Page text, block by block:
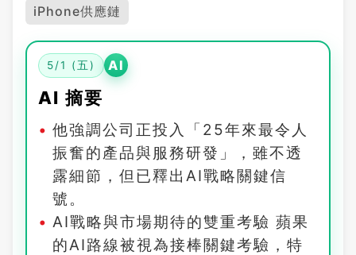
iPhone供應鏈
5/1 (五) AI
AI 摘要
他強調公司正投入「25年來最令人
振奮的產品與服務研發」，雖不透
露細節，但已釋出AI戰略關鍵信
號。
AI戰略與市場期待的雙重考驗 蘋果
的AI路線被視為接棒關鍵考驗，特